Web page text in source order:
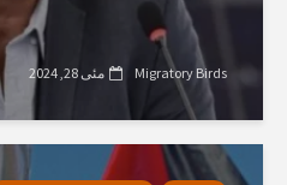
Migratory Birds مئی 28, 2024